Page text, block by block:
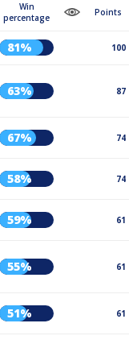
Win
percentage
Points
81% 100
63% 87
67% 74
58% 74
59% 61
55% 61
51% 61